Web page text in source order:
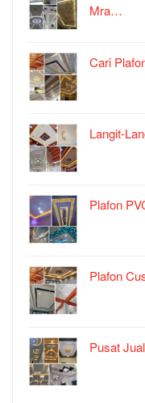
Mra…
Cari
Langit-
Plafon
Plafon
Pusat